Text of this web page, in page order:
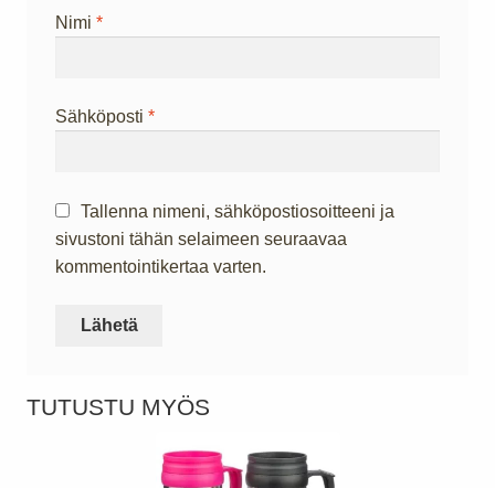
Nimi *
Sähköposti *
Tallenna nimeni, sähköpostiosoitteeni ja
sivustoni tähän selaimeen seuraavaa
kommentointikertaa varten.
TUTUSTU MYÖS